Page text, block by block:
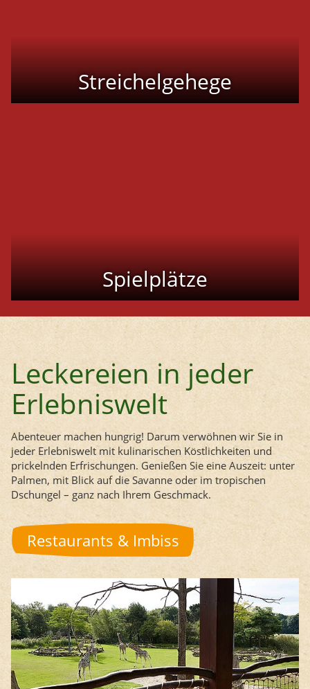
Streichelgehege
Spielplätze
Leckereien in jeder
Erlebniswelt
Abenteuer machen hungrig! Darum verwöhnen wir Sie in
jeder Erlebniswelt mit kulinarischen Köstlichkeiten und
prickelnden Erfrischungen. Genießen Sie eine Auszeit: unter
Palmen, mit Blick auf die Savanne oder im tropischen
Dschungel – ganz nach Ihrem Geschmack.
Restaurants & Imbiss